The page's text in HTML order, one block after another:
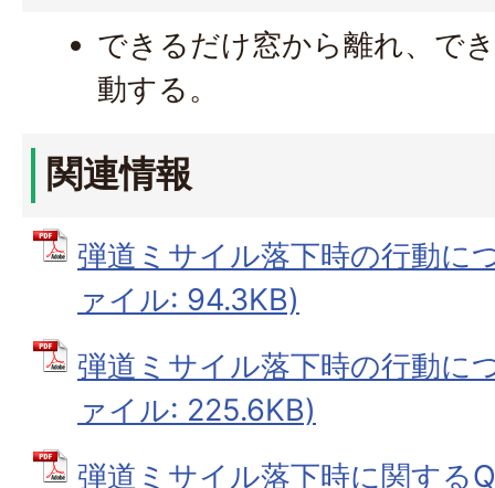
できるだけ窓から離れ、で
動する。
関連情報
弾道ミサイル落下時の行動に
ァイル: 94.3KB)
弾道ミサイル落下時の行動に
ァイル: 225.6KB)
弾道ミサイル落下時に関する